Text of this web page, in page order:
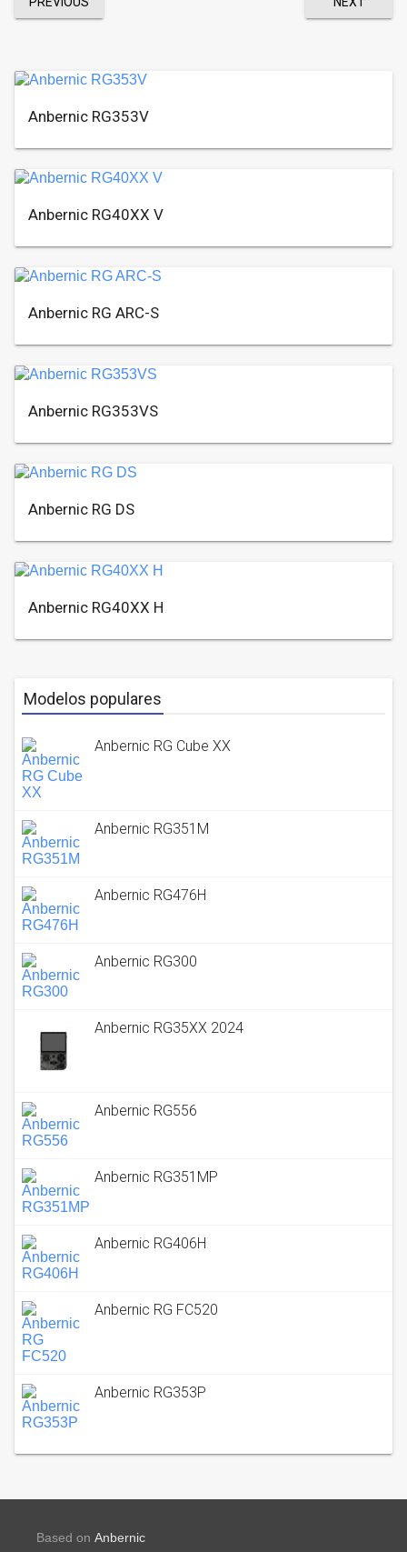
Anbernic RG353V
Anbernic RG40XX V
Anbernic RG ARC-S
Anbernic RG353VS
Anbernic RG DS
Anbernic RG40XX H
Modelos populares
Anbernic RG Cube XX
Anbernic RG351M
Anbernic RG476H
Anbernic RG300
Anbernic RG35XX 2024
Anbernic RG556
Anbernic RG351MP
Anbernic RG406H
Anbernic RG FC520
Anbernic RG353P
Based on Anbernic